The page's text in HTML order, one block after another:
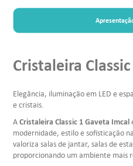
Cristaleira
Elegância, iluminação em LED e
e cristais.
ACristaleira Classic 1 Gaveta Imcal
modernidade, estilo e sofisticação
valoriza salas de jantar, salas de
proporcionando um ambiente mais